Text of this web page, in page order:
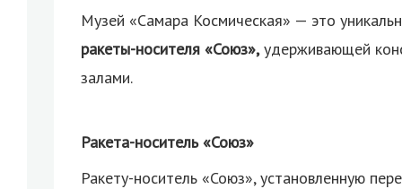
Музей «Самара Космическая» — это
ракеты-носителя «Союз»,удерживающей
залами.
Ракета-носитель «Союз»
Ракету-носитель «Союз», установленную